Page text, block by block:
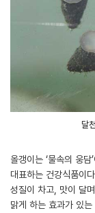
달
올갱이는 ‘물속의 웅
대표하는 건강식품이
성질이 차고, 맛이 달
맑게 하는 효과가 있